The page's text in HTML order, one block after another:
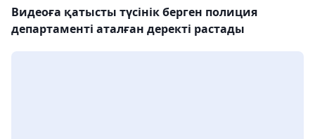
Видеоға қатысты түсінік берген полиция
департаменті аталған деректі растады